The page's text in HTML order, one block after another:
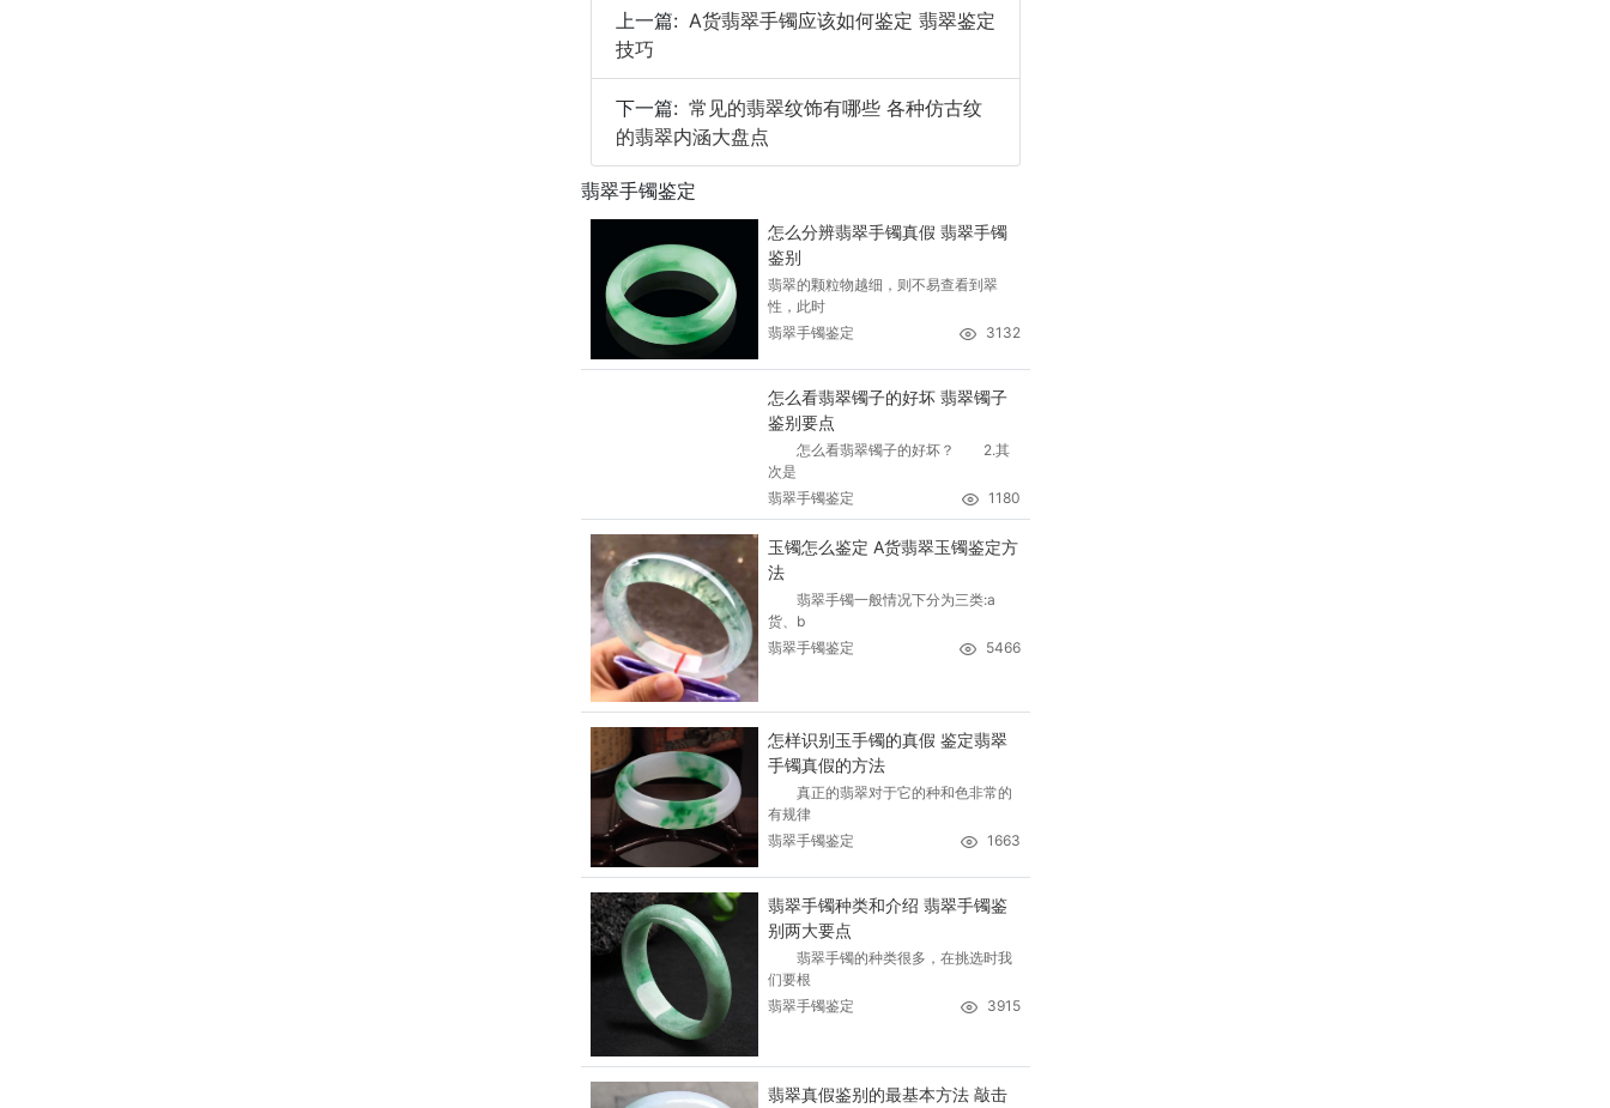
上一篇: A货翡翠手镯应该如何鉴定 翡翠鉴定
技巧
下一篇: 常见的翡翠纹饰有哪些 各种仿古纹
的翡翠内涵大盘点
翡翠手镯鉴定
怎么分辨翡翠手镯真假 翡翠手镯
鉴别
翡翠的颗粒物越细，则不易查看到翠
性，此时
翡翠手镯鉴定
3132
怎么看翡翠镯子的好坏 翡翠镯子
鉴别要点
怎么看翡翠镯子的好坏？ 2.其
次是
翡翠手镯鉴定
1180
玉镯怎么鉴定 A货翡翠玉镯鉴定方
法
翡翠手镯一般情况下分为三类:a
货、b
翡翠手镯鉴定
5466
怎样识别玉手镯的真假 鉴定翡翠
手镯真假的方法
真正的翡翠对于它的种和色非常的
有规律
翡翠手镯鉴定
1663
翡翠手镯种类和介绍 翡翠手镯鉴
别两大要点
翡翠手镯的种类很多，在挑选时我
们要根
翡翠手镯鉴定
3915
翡翠真假鉴别的最基本方法 敲击